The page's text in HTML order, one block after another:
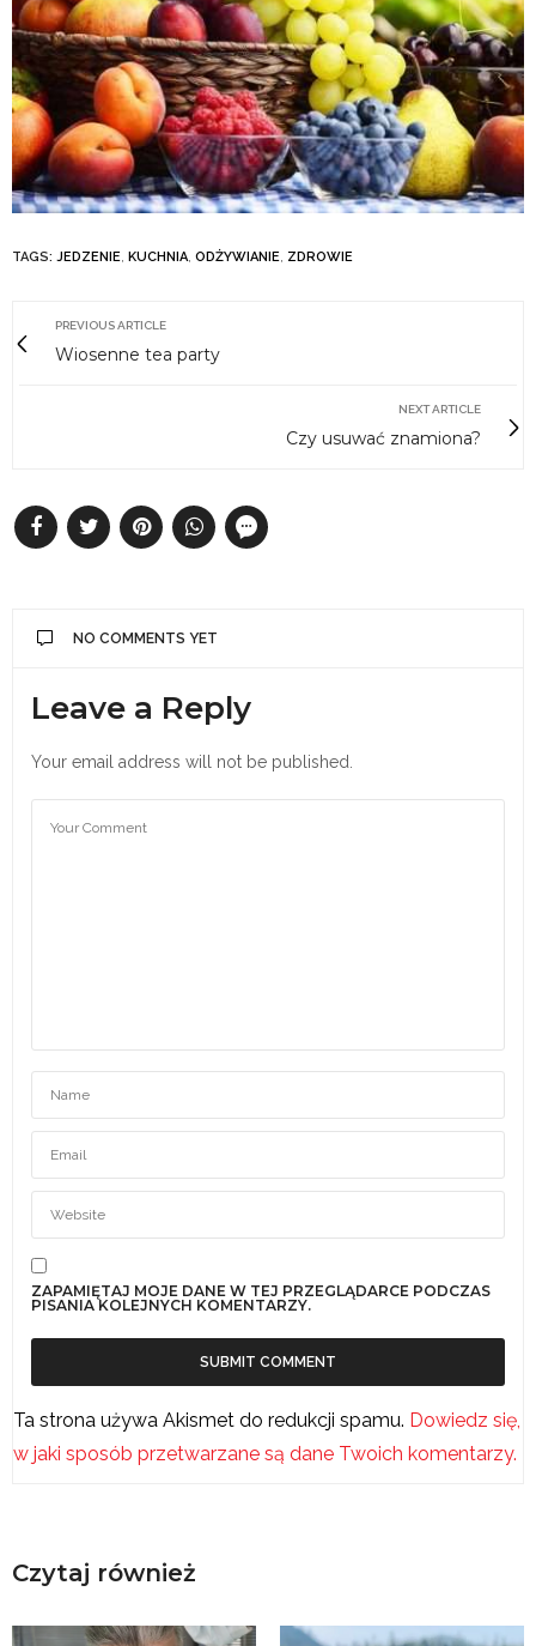
TAGS: JEDZENIE, KUCHNIA, ODŻYWIANIE, ZDROWIE
PREVIOUS ARTICLE
Wiosenne tea party
NEXT ARTICLE
Czy usuwać znamiona?
NO COMMENTS YET
Leave a Reply
Your email address will not be published.
ZAPAMIĘTAJ MOJE DANE W TEJ PRZEGLĄDARCE PODCZAS
PISANIA KOLEJNYCH KOMENTARZY.
Ta strona używa Akismet do redukcji spamu. Dowiedz się,
w jaki sposób przetwarzane są dane Twoich komentarzy.
Czytaj również